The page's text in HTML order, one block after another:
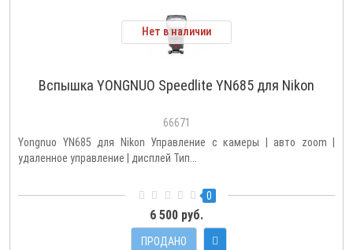
Нет в наличии
Вспышка YONGNUO Speedlite YN685 для Nikon
66671
Yongnuo YN685 для Nikon Управление с камеры | авто zoom |
удаленное управление | дисплей Тип...
0
6 500 руб.
ПРОДАНО